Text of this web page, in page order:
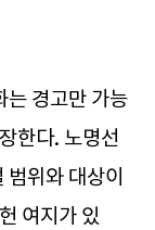
는 경고만 가능
한다. 노명선
위와 대상이
여지가 있